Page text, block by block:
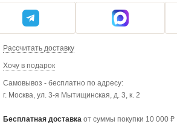
Рассчитать доставку
Хочу в подарок
Самовывоз - бесплатно по адресу:
г. Москва, ул. 3-я Мытищинская, д. 3, к. 2
Бесплатная доставка от суммы покупки 10 000 ₽